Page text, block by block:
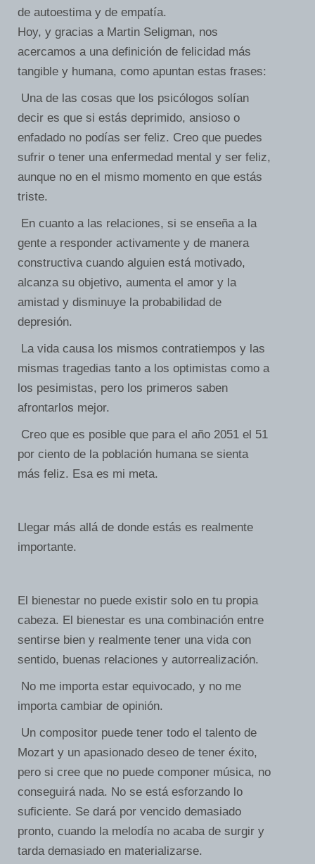
de autoestima y de empatía.
Hoy, y gracias a Martin Seligman, nos
acercamos a una definición de felicidad más
tangible y humana, como apuntan estas frases:
Una de las cosas que los psicólogos solían
decir es que si estás deprimido, ansioso o
enfadado no podías ser feliz. Creo que puedes
sufrir o tener una enfermedad mental y ser feliz,
aunque no en el mismo momento en que estás
triste.
En cuanto a las relaciones, si se enseña a la
gente a responder activamente y de manera
constructiva cuando alguien está motivado,
alcanza su objetivo, aumenta el amor y la
amistad y disminuye la probabilidad de
depresión.
La vida causa los mismos contratiempos y las
mismas tragedias tanto a los optimistas como a
los pesimistas, pero los primeros saben
afrontarlos mejor.
Creo que es posible que para el año 2051 el 51
por ciento de la población humana se sienta
más feliz. Esa es mi meta.
Llegar más allá de donde estás es realmente
importante.
El bienestar no puede existir solo en tu propia
cabeza. El bienestar es una combinación entre
sentirse bien y realmente tener una vida con
sentido, buenas relaciones y autorrealización.
No me importa estar equivocado, y no me
importa cambiar de opinión.
Un compositor puede tener todo el talento de
Mozart y un apasionado deseo de tener éxito,
pero si cree que no puede componer música, no
conseguirá nada. No se está esforzando lo
suficiente. Se dará por vencido demasiado
pronto, cuando la melodía no acaba de surgir y
tarda demasiado en materializarse.